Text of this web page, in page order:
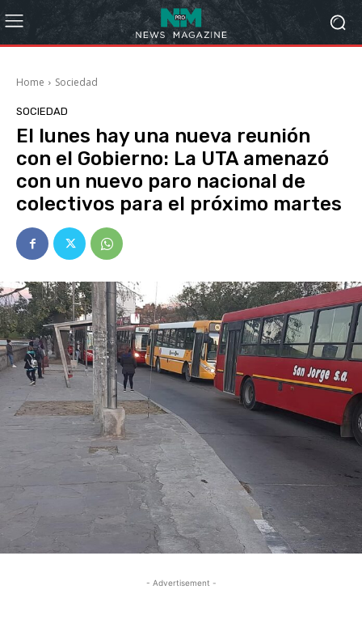
Home Sociedad
SOCIEDAD
El lunes hay una nueva reunión
con el Gobierno: La UTA amenazó
con un nuevo paro nacional de
colectivos para el próximo martes
- Advertisement -